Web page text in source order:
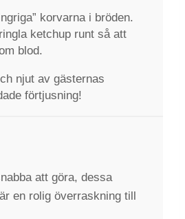
korvarna i bröden.
ketchup runt så att
blod.
njut av gästernas
förtjusning!
att göra, dessa
en rolig överraskning till